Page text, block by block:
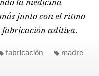
junto con el ritmo
aditiva.
fabricación madre